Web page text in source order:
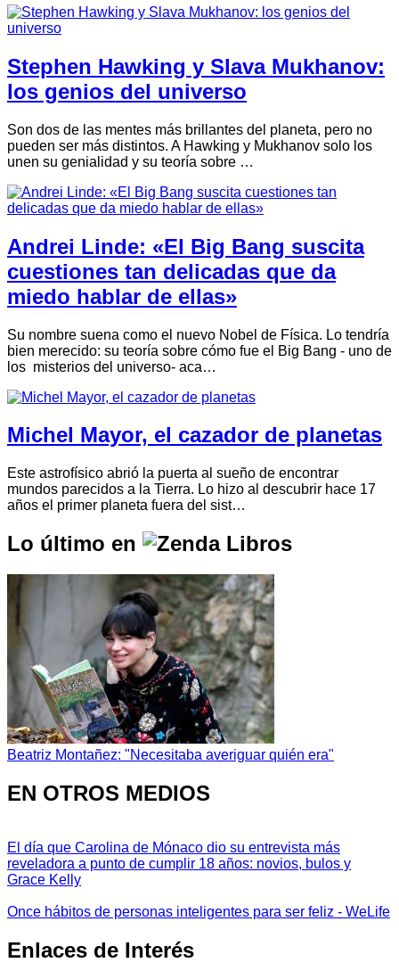
Stephen Hawking y Slava Mukhanov:
los genios del universo
Son dos de las mentes más brillantes del planeta, pero no
pueden ser más distintos. A Hawking y Mukhanov solo los
unen su genialidad y su teoría sobre …
Andrei Linde: «El Big Bang suscita
cuestiones tan delicadas que da
miedo hablar de ellas»
Su nombre suena como el nuevo Nobel de Física. Lo tendría
bien merecido: su teoría sobre cómo fue el Big Bang - uno de
los misterios del universo- aca…
Michel Mayor, el cazador de planetas
Este astrofísico abrió la puerta al sueño de encontrar
mundos parecidos a la Tierra. Lo hizo al descubrir hace 17
años el primer planeta fuera del sist…
Lo último en
Beatriz Montañez: "Necesitaba averiguar quién era"
EN OTROS MEDIOS
El día que Carolina de Mónaco dio su entrevista más
reveladora a punto de cumplir 18 años: novios, bulos y
Grace Kelly
Once hábitos de personas inteligentes para ser feliz - WeLife
Enlaces de Interés